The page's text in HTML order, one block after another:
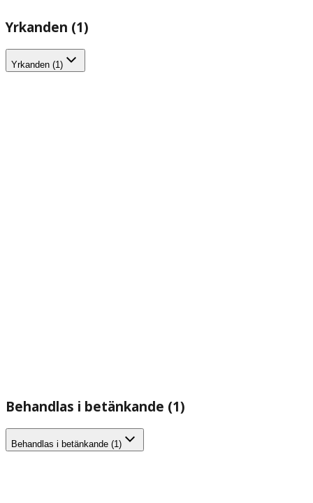
Yrkanden (1)
Yrkanden (1)
Behandlas i betänkande (1)
Behandlas i betänkande (1)